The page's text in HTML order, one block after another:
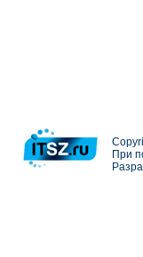
При